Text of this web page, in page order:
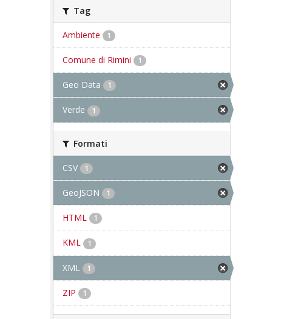
Tag
Ambiente 1
Comune di Rimini 1
Geo Data 1
Verde 1
Formati
CSV 1
GeoJSON 1
HTML 1
KML 1
XML 1
ZIP 1